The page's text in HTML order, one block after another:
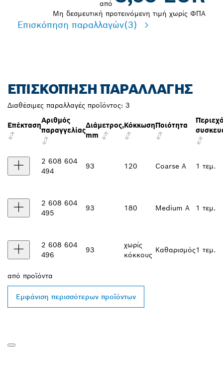
από
Μη δεσμευτική προτεινόμενη τιμή χωρίς ΦΠΑ
Επισκόπηση παραλλαγών(3)
ΕΠΙΣΚΌΠΗΣΗ ΠΑΡΑΛΛΑΓΉΣ
Διαθέσιμες παραλλαγές προϊόντος: 3
Επέκταση
Αριθμός
παραγγελίας
Διάμετρος,
mm
ΚόκκωσηΠοιότητα
2 608 604
494
93 120 Coarse A 1 τεμ.
2 608 604
495
93 180 Medium A 1 τεμ.
2 608 604
496
93
χωρίς
κόκκους
Καθαρισμός1 τεμ.
από προϊόντα
Εμφάνιση περισσότερων προϊόντων